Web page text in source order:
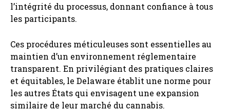
l’intégrité du processus, donnant confiance à tous
les participants.
Ces procédures méticuleuses sont essentielles au
maintien d’un environnement réglementaire
transparent. En privilégiant des pratiques claires
et équitables, le Delaware établit une norme pour
les autres États qui envisagent une expansion
similaire de leur marché du cannabis.